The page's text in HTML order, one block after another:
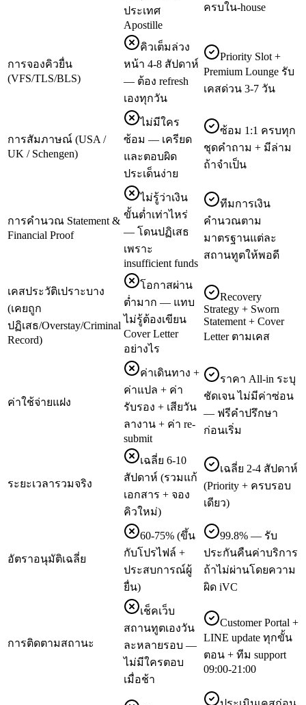
ประเทศ
Apostille
ครบใน-house
การจองคิวยื่น
(VFS/TLS/BLS)
คิวเต็มล่วง
หน้า 4-8 สัปดาห์
— ต้อง refresh
เองทุกวัน
Priority Slot +
Premium Lounge รับ
เคสด่วน 3-7 วัน
การสัมภาษณ์ (USA /
UK / Schengen)
ไม่มีใคร
ซ้อม — เครียด
และตอบผิด
ประเด็นง่าย
ซ้อม 1:1 ครบทุก
ชุดคำถาม + มีล่าม
ถ้าจำเป็น
การคำนวณ Statement &
Financial Proof
ไม่รู้ว่าเงิน
ขั้นต่ำเท่าไหร่
— โดนปฏิเสธ
เพราะ
insufficient funds
ทีมการเงิน
คำนวณตาม
มาตรฐานแต่ละ
สถานทูตให้พอดี
เคสประวัติเปราะบาง
(เคยถูก
ปฏิเสธ/Overstay/Criminal
Record)
โอกาสผ่าน
ต่ำมาก — แทบ
ไม่รู้ต้องเขียน
Cover Letter
อย่างไร
Recovery
Strategy + Sworn
Statement + Cover
Letter ตามเคส
ค่าใช้จ่ายแฝง
ค่าเดินทาง +
ค่าแปล + ค่า
รับรอง + เสียวัน
ลางาน + ค่า re-
submit
ราคา All-in ระบุ
ชัดเจน ไม่มีค่าซ่อน
— ฟรีคำปรึกษา
ก่อนเริ่ม
ระยะเวลารวมจริง
เฉลี่ย 6-10
สัปดาห์ (รวมแก้
เอกสาร + จอง
คิวใหม่)
เฉลี่ย 2-4 สัปดาห์
(Priority + ครบรอบ
เดียว)
อัตราอนุมัติเฉลี่ย
60-75% (ขึ้น
กับโปรไฟล์ +
ประสบการณ์ผู้
ยื่น)
99.8% — รับ
ประกันคืนค่าบริการ
ถ้าไม่ผ่านโดยความ
ผิด iVC
การติดตามสถานะ
เช็คเว็บ
สถานทูตเองวัน
ละหลายรอบ —
ไม่มีใครตอบ
เมื่อช้า
Customer Portal +
LINE update ทุกขั้น
ตอน + ทีม support
09:00-21:00